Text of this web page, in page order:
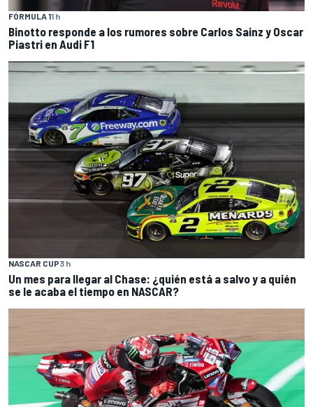
FÓRMULA 11 h
Binotto responde a los rumores sobre Carlos Sainz y Oscar
Piastri en Audi F1
NASCAR CUP3 h
Un mes para llegar al Chase: ¿quién está a salvo y a quién
se le acaba el tiempo en NASCAR?